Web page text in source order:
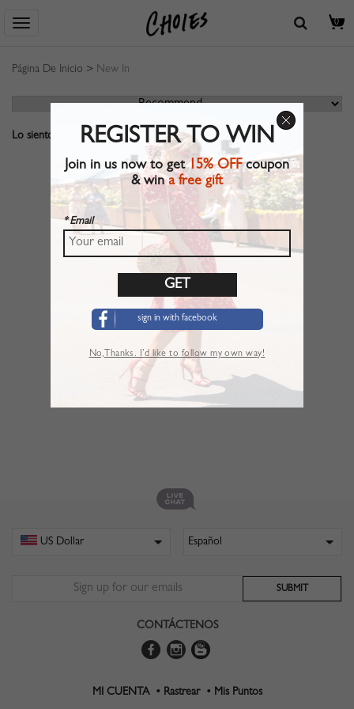
0
Página De Inicio > New In
Lo siento, no se encuentra ningún resultado.
CONTÁCTENOS
MI CUENTA • Rastrear • Mis Puntos
REGISTER TO WIN
Join in us now to get15% OFFcoupon
& wina free gift
* Email
sign in with facebook
No,Thanks. I’d like to follow my own way!